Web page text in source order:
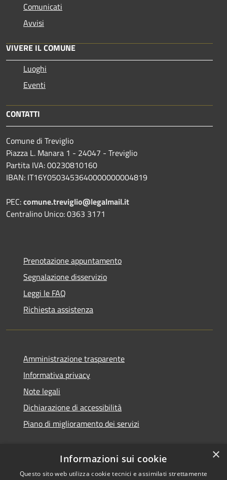
Comunicati
Avvisi
VIVERE IL COMUNE
Luoghi
Eventi
CONTATTI
Comune di Treviglio
Piazza L. Manara 1 - 24047 - Treviglio
Partita IVA: 00230810160
IBAN: IT16Y0503453640000000004819
PEC:comune.treviglio@legalmail.it
Centralino Unico: 0363 3171
Prenotazione appuntamento
Segnalazione disservizio
Leggi le FAQ
Richiesta assistenza
Amministrazione trasparente
Informativa privacy
Note legali
Dichiarazione di accessibilità
Piano di miglioramento dei servizi
RSS Copyright © 2026 • Comune di
×
Informazioni sui cookie
Questo sito web utilizza cookie tecnici e assimilati strettamente